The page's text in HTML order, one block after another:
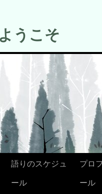
うこそ
語りのスケジュ
ール
プロ
ール